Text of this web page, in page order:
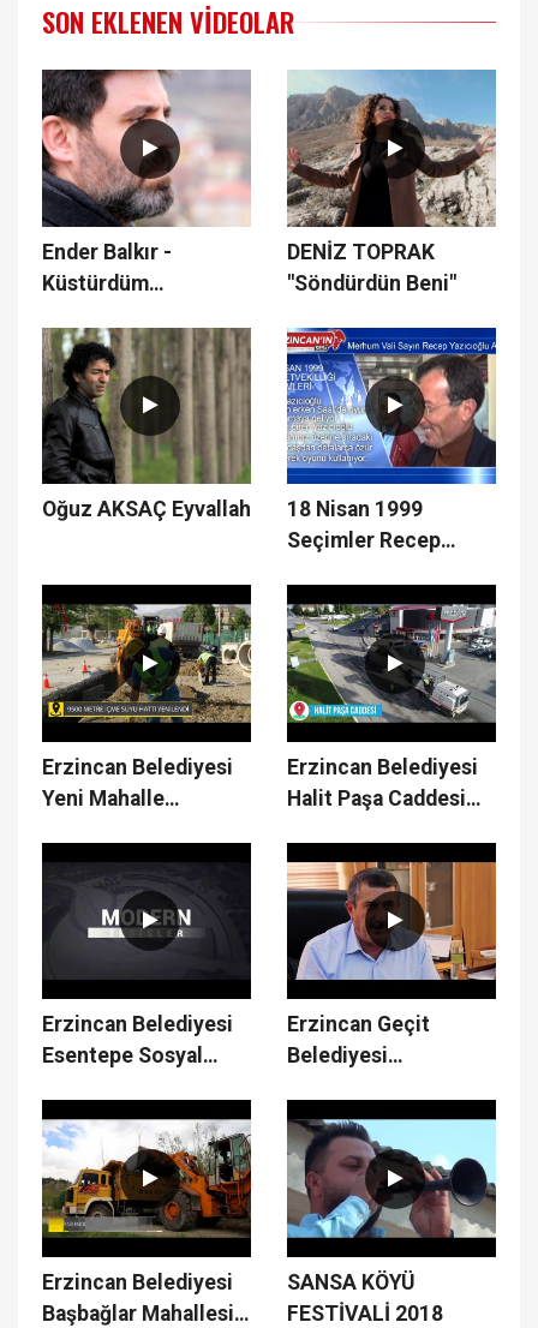
SON EKLENEN VIDEOLAR
Ender Balkır -
Küstürdüm
DENİZ TOPRAK
"Söndürdün Beni"
Oğuz AKSAÇ Eyvallah
18 Nisan 1999
Seçimler Recep
Erzincan Belediyesi
Yeni Mahalle
Erzincan Belediyesi
Halit Paşa Caddesi
Erzincan Belediyesi
Esentepe Sosyal
Erzincan Geçit
Belediyesi
Erzincan Belediyesi
Başbağlar Mahallesi
SANSA KÖYÜ
FESTİVALİ 2018